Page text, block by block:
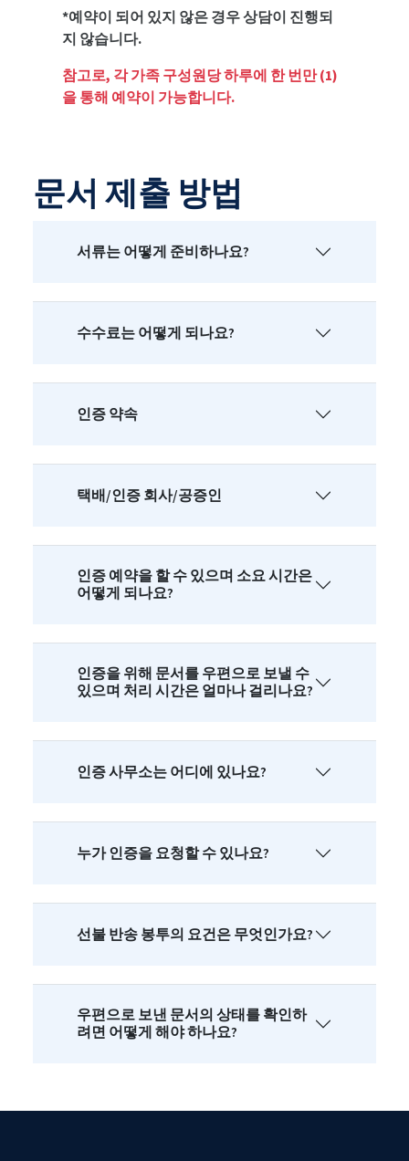
*예약이 되어 있지 않은 경우 상담이 진행되
지 않습니다.
참고로, 각 가족 구성원당 하루에 한 번만 (1)
을 통해 예약이 가능합니다.
문서 제출 방법
서류는 어떻게 준비하나요?
수수료는 어떻게 되나요?
인증 약속
택배/인증 회사/공증인
인증 예약을 할 수 있으며 소요 시간은
어떻게 되나요?
인증을 위해 문서를 우편으로 보낼 수
있으며 처리 시간은 얼마나 걸리나요?
인증 사무소는 어디에 있나요?
누가 인증을 요청할 수 있나요?
선불 반송 봉투의 요건은 무엇인가요?
우편으로 보낸 문서의 상태를 확인하
려면 어떻게 해야 하나요?